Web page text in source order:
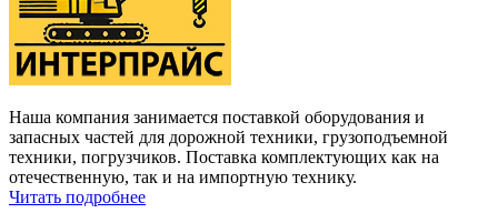
Наша компания занимается поставкой оборудования и
запасных частей для дорожной техники, грузоподъемной
техники, погрузчиков. Поставка комплектующих как на
отечественную, так и на импортную технику.
Читать подробнее